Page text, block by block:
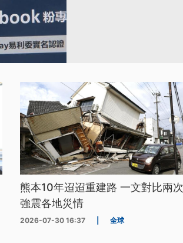
熊本10年迢迢重建路 一文對比兩次
強震各地災情
2026-07-30 16:37 全球